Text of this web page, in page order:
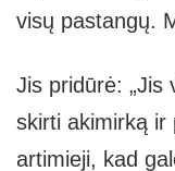
visų pastangų.
Jis pridūrė: „Jis
skirti akimirką ir
artimieji, kad